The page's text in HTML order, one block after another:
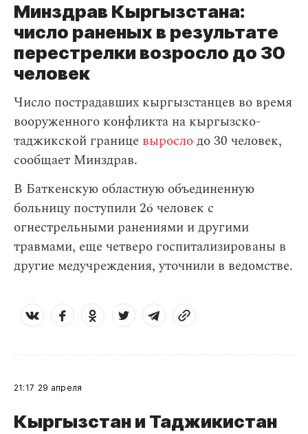
Минздрав Кыргызстана:
число раненых в результате
перестрелки возросло до 30
человек
Число пострадавших кыргызстанцев во время
вооруженного конфликта на кыргызско-
таджикской границе вырослодо 30 человек,
сообщает Минздрав.
В Баткенскую областную объединенную
больницу поступили 26 человек с
огнестрельными ранениями и другими
травмами, еще четверо госпитализированы в
другие медучреждения, уточнили в ведомстве.
21:17 29 апреля
Кыргызстан и Таджикистан